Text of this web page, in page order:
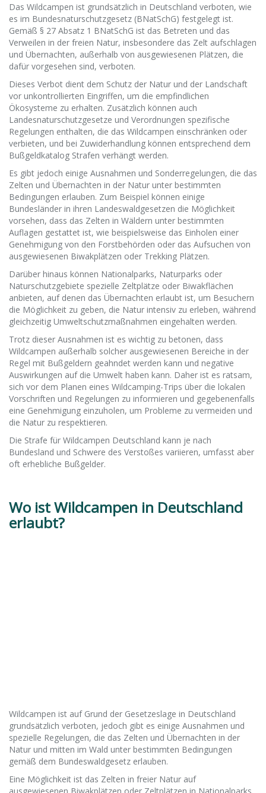
Das Wildcampen ist grundsätzlich in Deutschland verboten, wie
es im Bundesnaturschutzgesetz (BNatSchG) festgelegt ist.
Gemäß § 27 Absatz 1 BNatSchG ist das Betreten und das
Verweilen in der freien Natur, insbesondere das Zelt aufschlagen
und Übernachten, außerhalb von ausgewiesenen Plätzen, die
dafür vorgesehen sind, verboten.
Dieses Verbot dient dem Schutz der Natur und der Landschaft
vor unkontrollierten Eingriffen, um die empfindlichen
Ökosysteme zu erhalten. Zusätzlich können auch
Landesnaturschutzgesetze und Verordnungen spezifische
Regelungen enthalten, die das Wildcampen einschränken oder
verbieten, und bei Zuwiderhandlung können entsprechend dem
Bußgeldkatalog Strafen verhängt werden.
Es gibt jedoch einige Ausnahmen und Sonderregelungen, die das
Zelten und Übernachten in der Natur unter bestimmten
Bedingungen erlauben. Zum Beispiel können einige
Bundesländer in ihren Landeswaldgesetzen die Möglichkeit
vorsehen, dass das Zelten in Wäldern unter bestimmten
Auflagen gestattet ist, wie beispielsweise das Einholen einer
Genehmigung von den Forstbehörden oder das Aufsuchen von
ausgewiesenen Biwakplätzen oder Trekking Plätzen.
Darüber hinaus können Nationalparks, Naturparks oder
Naturschutzgebiete spezielle Zeltplätze oder Biwakflächen
anbieten, auf denen das Übernachten erlaubt ist, um Besuchern
die Möglichkeit zu geben, die Natur intensiv zu erleben, während
gleichzeitig Umweltschutzmaßnahmen eingehalten werden.
Trotz dieser Ausnahmen ist es wichtig zu betonen, dass
Wildcampen außerhalb solcher ausgewiesenen Bereiche in der
Regel mit Bußgeldern geahndet werden kann und negative
Auswirkungen auf die Umwelt haben kann. Daher ist es ratsam,
sich vor dem Planen eines Wildcamping-Trips über die lokalen
Vorschriften und Regelungen zu informieren und gegebenenfalls
eine Genehmigung einzuholen, um Probleme zu vermeiden und
die Natur zu respektieren.
Die Strafe für Wildcampen Deutschland kann je nach
Bundesland und Schwere des Verstoßes variieren, umfasst aber
oft erhebliche Bußgelder.
Wo ist Wildcampen in Deutschland
erlaubt?
Wildcampen ist auf Grund der Gesetzeslage in Deutschland
grundsätzlich verboten, jedoch gibt es einige Ausnahmen und
spezielle Regelungen, die das Zelten und Übernachten in der
Natur und mitten im Wald unter bestimmten Bedingungen
gemäß dem Bundeswaldgesetz erlauben.
Eine Möglichkeit ist das Zelten in freier Natur auf
ausgewiesenen Biwakplätzen oder Zeltplätzen in Nationalparks,